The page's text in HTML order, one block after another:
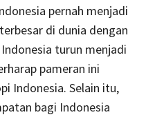
pernah menjadi
di dunia dengan
turun menjadi
pameran ini
Indonesia. Selain itu,
bagi Indonesia